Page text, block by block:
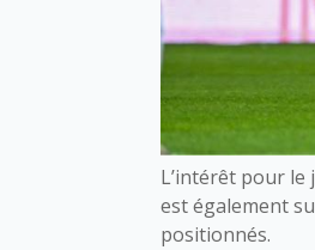
L’intérêt pour le
est également
positionnés.